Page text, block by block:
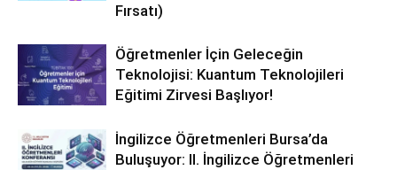
Fırsatı)
Öğretmenler İçin Geleceğin
Teknolojisi: Kuantum Teknolojileri
Eğitimi Zirvesi Başlıyor!
İngilizce Öğretmenleri Bursa’da
Buluşuyor: II. İngilizce Öğretmenleri